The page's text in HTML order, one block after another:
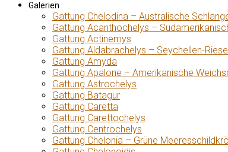
Galerien
Gattung Chelodina – Australische
Gattung Acanthochelys –
Gattung Actinemys
Gattung Aldabrachelys – Seychellen-
Gattung Amyda
Gattung Apalone – Amerikanische
Gattung Astrochelys
Gattung Batagur
Gattung Caretta
Gattung Carettochelys
Gattung Centrochelys
Gattung Chelonia – Grüne